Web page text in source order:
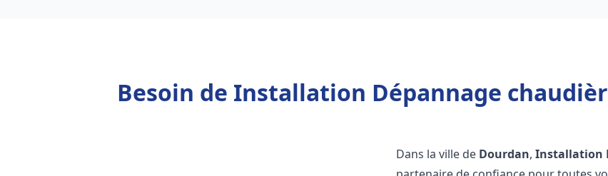
Besoin de Installation Dépannage
Dans la ville de Dourdan,Installation